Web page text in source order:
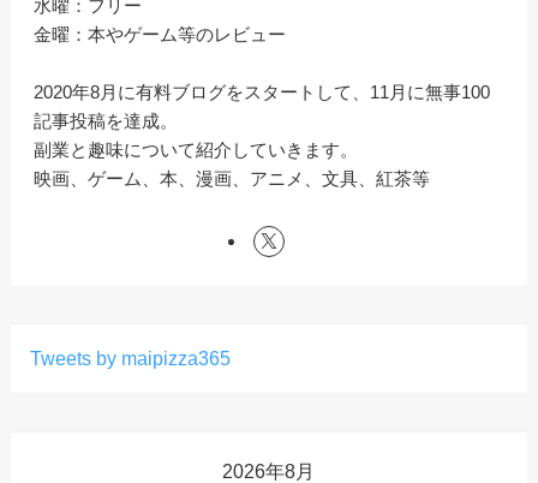
水曜：フリー
金曜：本やゲーム等のレビュー
2020年8月に有料ブログをスタートして、11月に無事100
記事投稿を達成。
副業と趣味について紹介していきます。
映画、ゲーム、本、漫画、アニメ、文具、紅茶等
Tweets by maipizza365
2026年8月